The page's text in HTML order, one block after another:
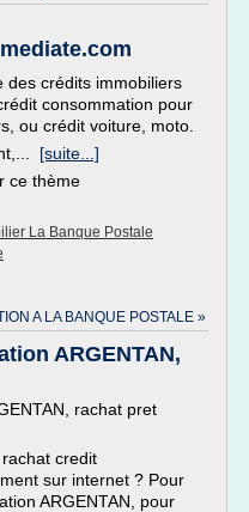
des crédits immobiliers
consommation pour
ou crédit voiture, moto.
[suite...]
ce thème
La Banque Postale
A LA BANQUE POSTALE »
ARGENTAN,
rachat pret
credit
sur internet ? Pour
ARGENTAN, pour